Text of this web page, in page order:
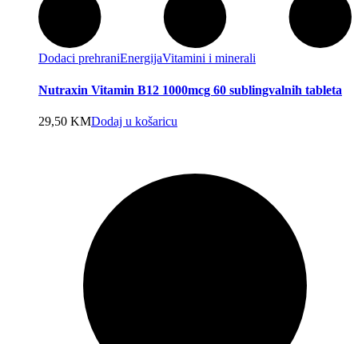
Dodaci prehraniEnergijaVitamini i minerali
Nutraxin Vitamin B12 1000mcg 60 sublingvalnih tableta
29,50 KMDodaj u košaricu